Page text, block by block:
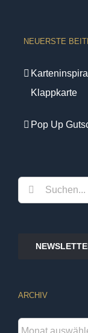
NEUERSTE
Klappkarte
Pop Up
Suche
nach:
ARCHIV
Archiv